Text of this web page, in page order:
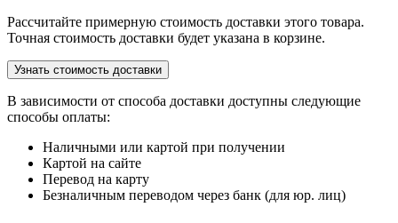
Рассчитайте примерную стоимость доставки этого товара.
Точная стоимость доставки будет указана в корзине.
Узнать стоимость доставки
В зависимости от способа доставки доступны следующие
способы оплаты:
Наличными или картой при получении
Картой на сайте
Перевод на карту
Безналичным переводом через банк (для юр. лиц)